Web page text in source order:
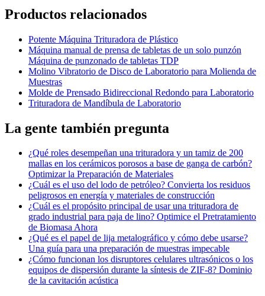
Productos relacionados
Potente Máquina Trituradora de Plástico
Máquina manual de prensa de tabletas de un solo punzón
Máquina de punzonado de tabletas TDP
Molino Vibratorio de Disco de Laboratorio para Molienda de
Muestras
Molde de Prensado Bidireccional Redondo para Laboratorio
Trituradora de Mandíbula de Laboratorio
La gente también pregunta
¿Qué roles desempeñan una trituradora y un tamiz de 200
mallas en los cerámicos porosos a base de ganga de carbón?
Optimizar la Preparación de Materiales
¿Cuál es el uso del lodo de petróleo? Convierta los residuos
peligrosos en energía y materiales de construcción
¿Cuál es el propósito principal de usar una trituradora de
grado industrial para paja de lino? Optimice el Pretratamiento
de Biomasa Ahora
¿Qué es el papel de lija metalográfico y cómo debe usarse?
Una guía para una preparación de muestras impecable
¿Cómo funcionan los disruptores celulares ultrasónicos o los
equipos de dispersión durante la síntesis de ZIF-8? Dominio
de la cavitación acústica